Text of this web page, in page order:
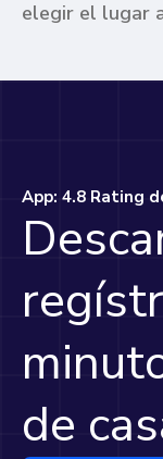
elegir el lugar
App: 4.8 Rating
de